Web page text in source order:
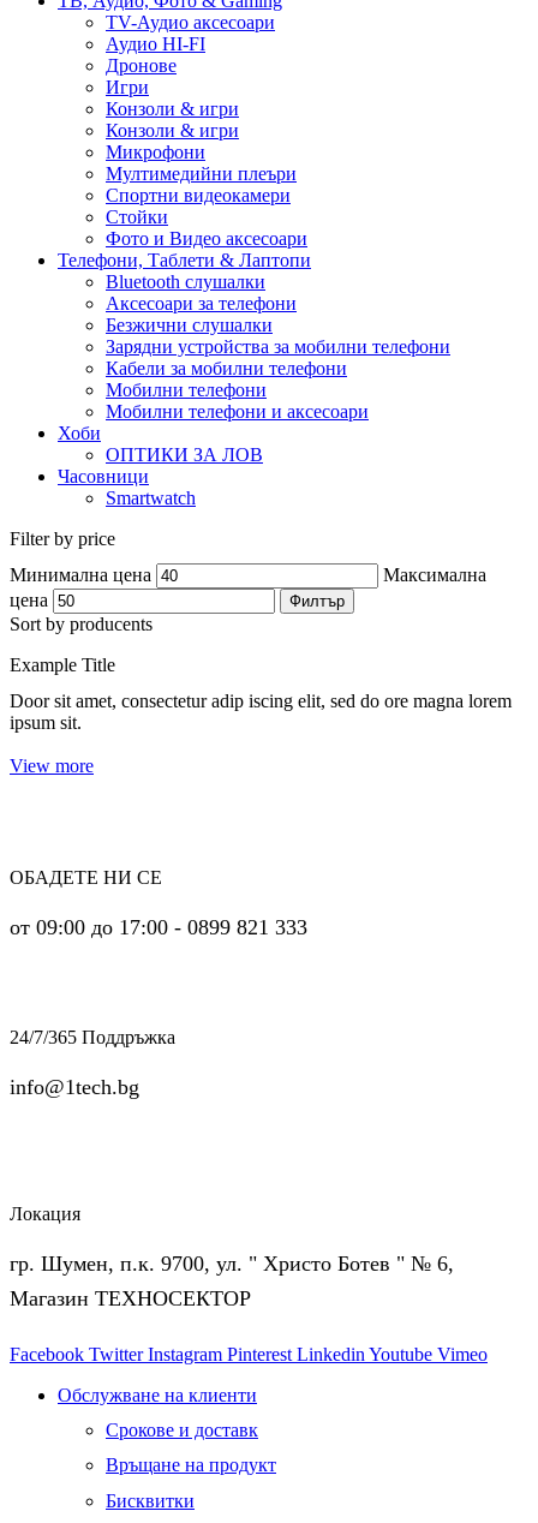
TV-Аудио аксесоари
Аудио HI-FI
Дронове
Игри
Конзоли & игри
Конзоли & игри
Микрофони
Мултимедийни плеъри
Спортни видеокамери
Стойки
Фото и Видео аксесоари
Телефони, Таблети & Лаптопи
Bluetooth слушалки
Аксесоари за телефони
Безжични слушалки
Зарядни устройства за мобилни телефони
Кабели за мобилни телефони
Мобилни телефони
Мобилни телефони и аксесоари
Хоби
ОПТИКИ ЗА ЛОВ
Часовници
Smartwatch
Filter by price
Минимална цена
Максимална
цена
Филтър
Sort by producents
Example Title
Door sit amet, consectetur adip iscing elit, sed do ore magna lorem
ipsum sit.
View more
ОБАДЕТЕ НИ СЕ
от 09:00 до 17:00 - 0899 821 333
24/7/365 Поддръжка
info@1tech.bg
Локация
гр. Шумен, п.к. 9700, ул. " Христо Ботев " № 6,
Магазин ТЕХНОСЕКТОР
Facebook Twitter Instagram Pinterest Linkedin Youtube Vimeo
Обслужване на клиенти
Срокове и доставк
Връщане на продукт
Бисквитки